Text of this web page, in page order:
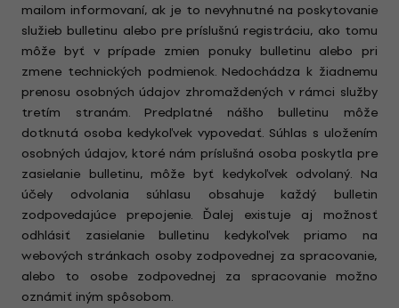
mailom informovaní, ak je to nevyhnutné na poskytovanie
služieb bulletinu alebo pre príslušnú registráciu, ako tomu
môže byť v prípade zmien ponuky bulletinu alebo pri
zmene technických podmienok. Nedochádza k žiadnemu
prenosu osobných údajov zhromaždených v rámci služby
tretím stranám. Predplatné nášho bulletinu môže
dotknutá osoba kedykoľvek vypovedať. Súhlas s uložením
osobných údajov, ktoré nám príslušná osoba poskytla pre
zasielanie bulletinu, môže byť kedykoľvek odvolaný. Na
účely odvolania súhlasu obsahuje každý bulletin
zodpovedajúce prepojenie. Ďalej existuje aj možnosť
odhlásiť zasielanie bulletinu kedykoľvek priamo na
webových stránkach osoby zodpovednej za spracovanie,
alebo to osobe zodpovednej za spracovanie možno
oznámiť iným spôsobom.